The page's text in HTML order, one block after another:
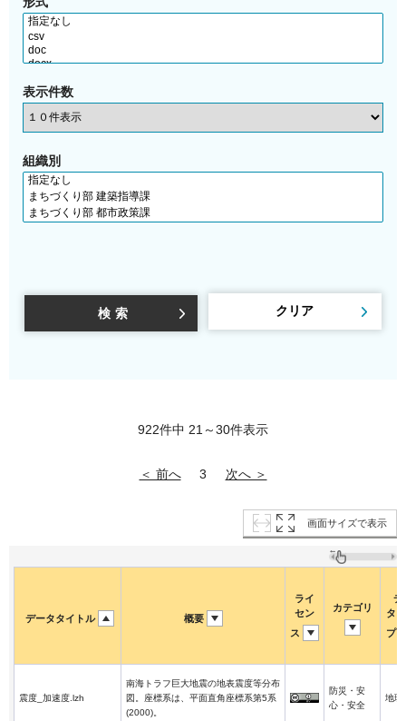
表示件数
組織別
922件中 21～30件表示
＜ 前へ 3 次へ ＞
画面サイズで表示
データタイトル 概要
ライ
セン
ス
カテゴリ
デ
タ
プ
震度_加速度.lzh
南海トラフ巨大地震の地表震度等分布
図。座標系は、平面直角座標系第5系
(2000)。
防災・安
心・安全
地理